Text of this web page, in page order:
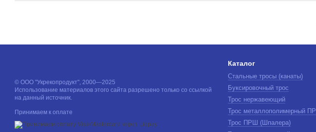
© ООО "Укрекопродукт", 2000—2025
Использование материалов этого сайта разрешено только со ссылкой
на данный источник.
Принимаем к оплате
Каталог
Стальные тросы (канаты)
Буксировочный трос
Трос нержавеющий
Трос металлополимерный ПР
Трос ПРШ (Шпалера)